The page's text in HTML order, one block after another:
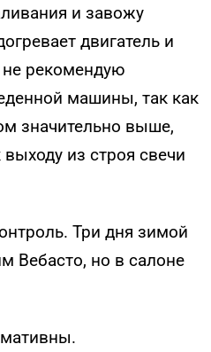
и завожу
двигатель и
не рекомендую
машины, так как
значительно выше,
из строя свечи
Три дня зимой
Вебасто, но в салоне